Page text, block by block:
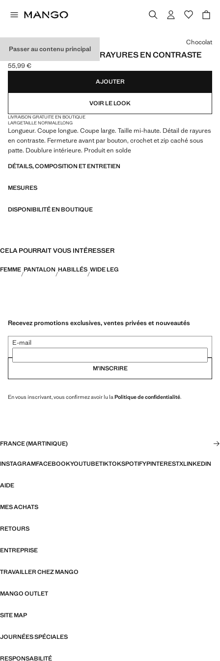
Passer au contenu principal
PANTALON WIDE LEG À RAYURES EN CONTRASTE
Prix actuel [55,99 € ]
55,99 €
Choisissez une couleur
Chocolat
AJOUTER
VOIR LE LOOK
LIVRAISON GRATUITE EN BOUTIQUE
LARGETAILLE NORMALELONG
Longueur. Coupe longue. Coupe large. Taille mi-haute. Détail de rayures
en contraste. Fermeture avant par bouton, crochet et zip caché sous
patte. Doublure intérieure. Produit en solde
DÉTAILS, COMPOSITION ET ENTRETIEN
MESURES
DISPONIBILITÉ EN BOUTIQUE
CELA POURRAIT VOUS INTÉRESSER
FEMME PANTALON HABILLÉS WIDE LEG
Recevez promotions exclusives, ventes privées et nouveautés
E-mail
M’INSCRIRE
En vous inscrivant, vous confirmez avoir lu la Politique de confidentialité.
FRANCE (MARTINIQUE)
INSTAGRAMFACEBOOKYOUTUBETIKTOKSPOTIFYPINTERESTXLINKEDIN
AIDE
MES ACHATS
RETOURS
ENTREPRISE
TRAVAILLER CHEZ MANGO
MANGO OUTLET
SITE MAP
JOURNÉES SPÉCIALES
RESPONSABILITÉ